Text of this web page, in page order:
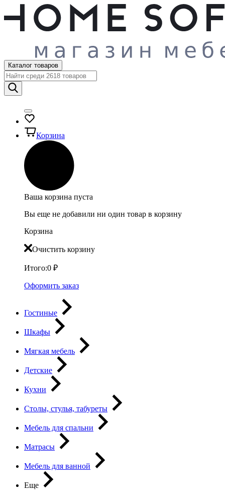
Каталог товаров
Корзина
Ваша корзина пуста
Вы еще не добавили ни один товар в корзину
Корзина
Очистить корзину
Итого:0 ₽
Оформить заказ
Гостиные
Шкафы
Мягкая мебель
Детские
Кухни
Столы, стулья, табуреты
Мебель для спальни
Матрасы
Мебель для ванной
Еще